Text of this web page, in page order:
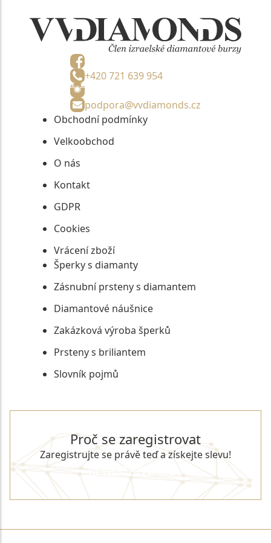
+420 721 639 954
podpora@vvdiamonds.cz
Obchodní podmínky
Velkoobchod
O nás
Kontakt
GDPR
Cookies
Vrácení zboží
Šperky s diamanty
Zásnubní prsteny s diamantem
Diamantové náušnice
Zakázková výroba šperků
Prsteny s briliantem
Slovník pojmů
Proč se zaregistrovat
Zaregistrujte se právě teď a získejte slevu!
REGISTROVAT SE